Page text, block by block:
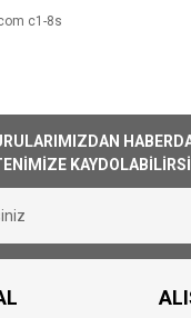
Yorum Yaz
Includedyoktur.
tümü
olarak
için 30₺
c1-8s